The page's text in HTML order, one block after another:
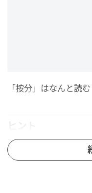
「按分」はなんと読む
「比率を算出して